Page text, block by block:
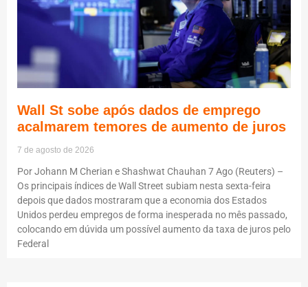
Wall St sobe após dados de emprego
acalmarem temores de aumento de juros
7 de agosto de 2026
Por Johann M Cherian e Shashwat Chauhan 7 Ago (Reuters) –
Os principais índices de Wall Street subiam nesta sexta-feira
depois que dados mostraram que a economia dos Estados
Unidos perdeu empregos de forma inesperada no mês passado,
colocando em dúvida um possível aumento da taxa de juros pelo
Federal